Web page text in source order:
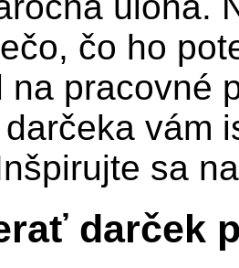
čo ho
pracovné
vám
sa
darček